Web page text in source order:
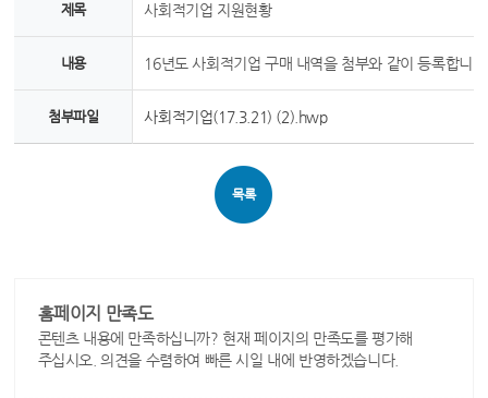
제목 사회적기업 지원현황
내용 16년도 사회적기업 구매 내역을 첨부와 같이 등록합니
첨부파일 사회적기업(17.3.21) (2).hwp
목록
홈페이지 만족도
콘텐츠 내용에 만족하십니까? 현재 페이지의 만족도를 평가해
주십시오. 의견을 수렴하여 빠른 시일 내에 반영하겠습니다.